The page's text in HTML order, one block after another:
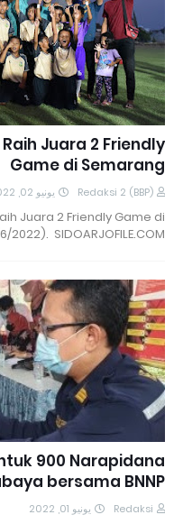
Raih Juara 2 Friendly
Game di Semarang
Redaksi 2 (BBP) يونيو 02, 2022
Juara 2 Friendly Game di
SIDOARJOFILE.COM…
900 Narapidana
bersama BNNP
Redaksi يونيو 01, 2022